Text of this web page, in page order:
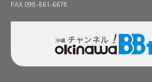
FAX 098-861-6678